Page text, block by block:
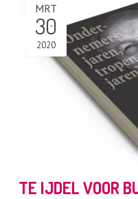
DIENSTEN
QUOTES
PORTFOLIO
TE IJDEL VOOR
MRT
30
2020